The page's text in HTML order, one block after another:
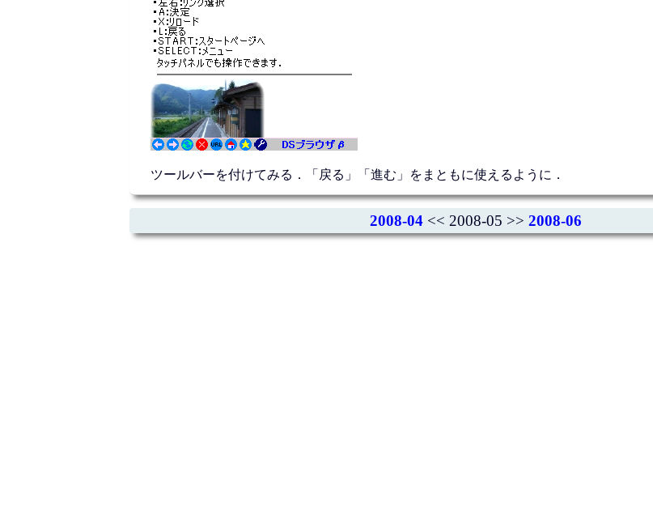
ツールバーを付けてみる．「戻る」「進む」をまともに使えるように．
2008-04 << 2008-05 >> 2008-06